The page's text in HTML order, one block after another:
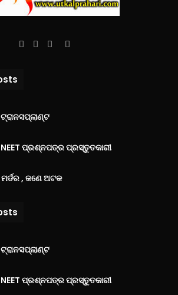
Facebook
TwitterYouTube
Instagram
ପ୍ରଶ୍ନପତ୍ର ପ୍ରସ୍ତୁତକାରୀ
, ଜଣେ ଅଟକ
ପ୍ରଶ୍ନପତ୍ର ପ୍ରସ୍ତୁତକାରୀ